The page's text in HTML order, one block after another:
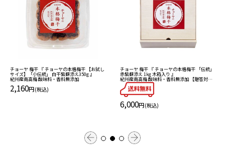
チョーヤ 梅干 『 チョーヤの本格梅干 【お試し
サイズ】「小伝統」 白干紫蘇添え350g 』
紀州産南高梅 酸味料・香料無添加
2,160円(税込)
チョーヤ 梅干 『 チョーヤの本格梅干 「伝統」
赤紫蘇添え 1kg 木箱入り 』
紀州産南高梅 酸味料・香料無添加 【贈答対
応】 お得！
6,000円(税込)